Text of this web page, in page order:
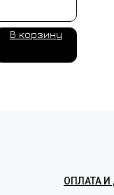
В корзину
ОПЛАТА И